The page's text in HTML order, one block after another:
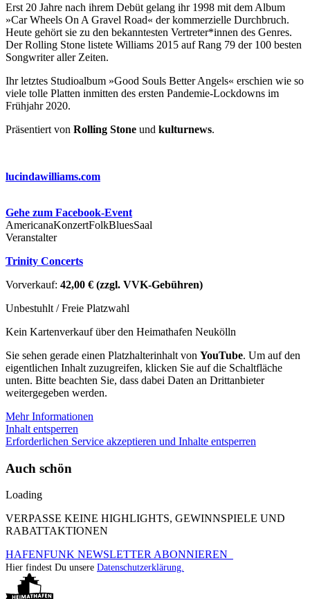
Erst 20 Jahre nach ihrem Debüt gelang ihr 1998 mit dem Album
»Car Wheels On A Gravel Road« der kommerzielle Durchbruch.
Heute gehört sie zu den bekanntesten Vertreter*innen des Genres.
Der Rolling Stone listete Williams 2015 auf Rang 79 der 100 besten
Songwriter aller Zeiten.
Ihr letztes Studioalbum »Good Souls Better Angels« erschien wie so
viele tolle Platten inmitten des ersten Pandemie-Lockdowns im
Frühjahr 2020.
Präsentiert von Rolling Stone und kulturnews.
lucindawilliams.com
Gehe zum Facebook-Event
AmericanaKonzertFolkBluesSaal
Veranstalter
Trinity Concerts
Vorverkauf: 42,00 € (zzgl. VVK-Gebühren)
Unbestuhlt / Freie Platzwahl
Kein Kartenverkauf über den Heimathafen Neukölln
Sie sehen gerade einen Platzhalterinhalt von YouTube. Um auf den
eigentlichen Inhalt zuzugreifen, klicken Sie auf die Schaltfläche
unten. Bitte beachten Sie, dass dabei Daten an Drittanbieter
weitergegeben werden.
Mehr Informationen
Inhalt entsperren
Erforderlichen Service akzeptieren und Inhalte entsperren
Auch schön
Loading
VERPASSE KEINE HIGHLIGHTS, GEWINNSPIELE UND
RABATTAKTIONEN
HAFENFUNK NEWSLETTER ABONNIEREN
Hier findest Du unsere Datenschutzerklärung.